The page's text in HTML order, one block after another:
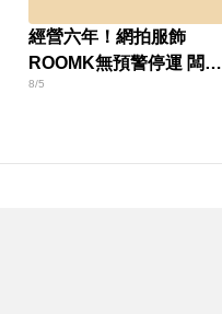
經營六年！網拍服飾
ROOMK無預警停運 闆娘
發聲
8/5